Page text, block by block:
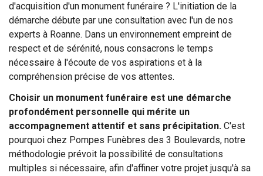
d'acquisition d'un monument funéraire ? L'initiation de la
démarche débute par une consultation avec l'un de nos
experts à Roanne. Dans un environnement empreint de
respect et de sérénité, nous consacrons le temps
nécessaire à l'écoute de vos aspirations et à la
compréhension précise de vos attentes.
Choisir un monument funéraire est une démarche
profondément personnelle qui mérite un
accompagnement attentif et sans précipitation. C'est
pourquoi chez Pompes Funèbres des 3 Boulevards, notre
méthodologie prévoit la possibilité de consultations
multiples si nécessaire, afin d'affiner votre projet jusqu'à sa